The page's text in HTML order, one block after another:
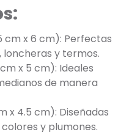
cm x 6 cm): Perfectas
loncheras y termos.
cm x 5 cm): Ideales
de manera
x 4.5 cm): Diseñadas
y plumones.